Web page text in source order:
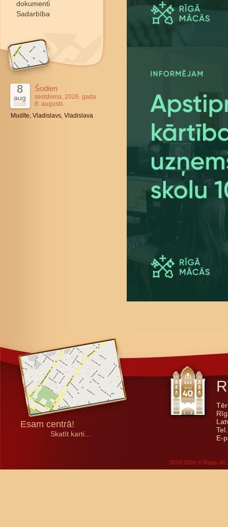
dokumenti
Sadarbība
8
aug
2026
Šodien
sestdiena, 2026. gada
8. augusts
Mudīte, Vladislavs, Vladislava
Esam centrā!
Skatīt karti...
E-
2010-2026 © Rīgas